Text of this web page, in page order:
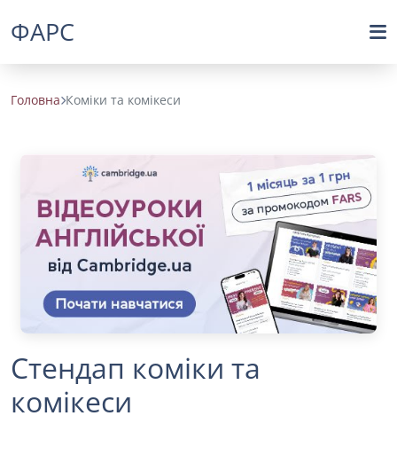
ФАРС
Головна Коміки та комікеси
Стендап коміки та
комікеси